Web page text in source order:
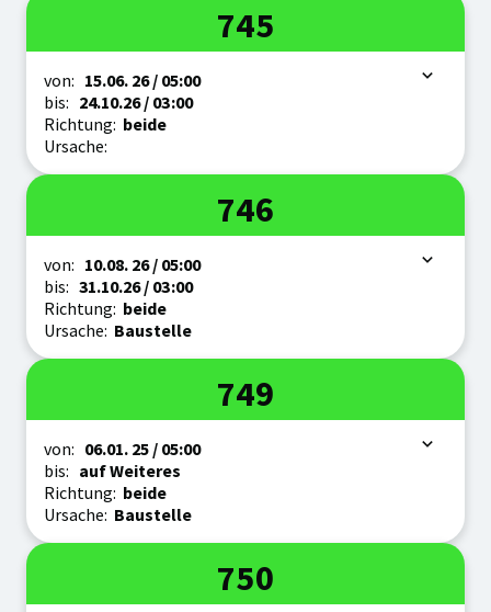
Linie
745
Zeitraum
von: 15.06. 26/ 05:00
bis: 24.10.26/ 03:00
Richtung: beide
Ursache:
Linie
746
Zeitraum
von: 10.08. 26/ 05:00
bis: 31.10.26/ 03:00
Richtung: beide
Ursache: Baustelle
Linie
749
Zeitraum
von: 06.01. 25/ 05:00
bis: auf Weiteres
Richtung: beide
Ursache: Baustelle
Linie
750